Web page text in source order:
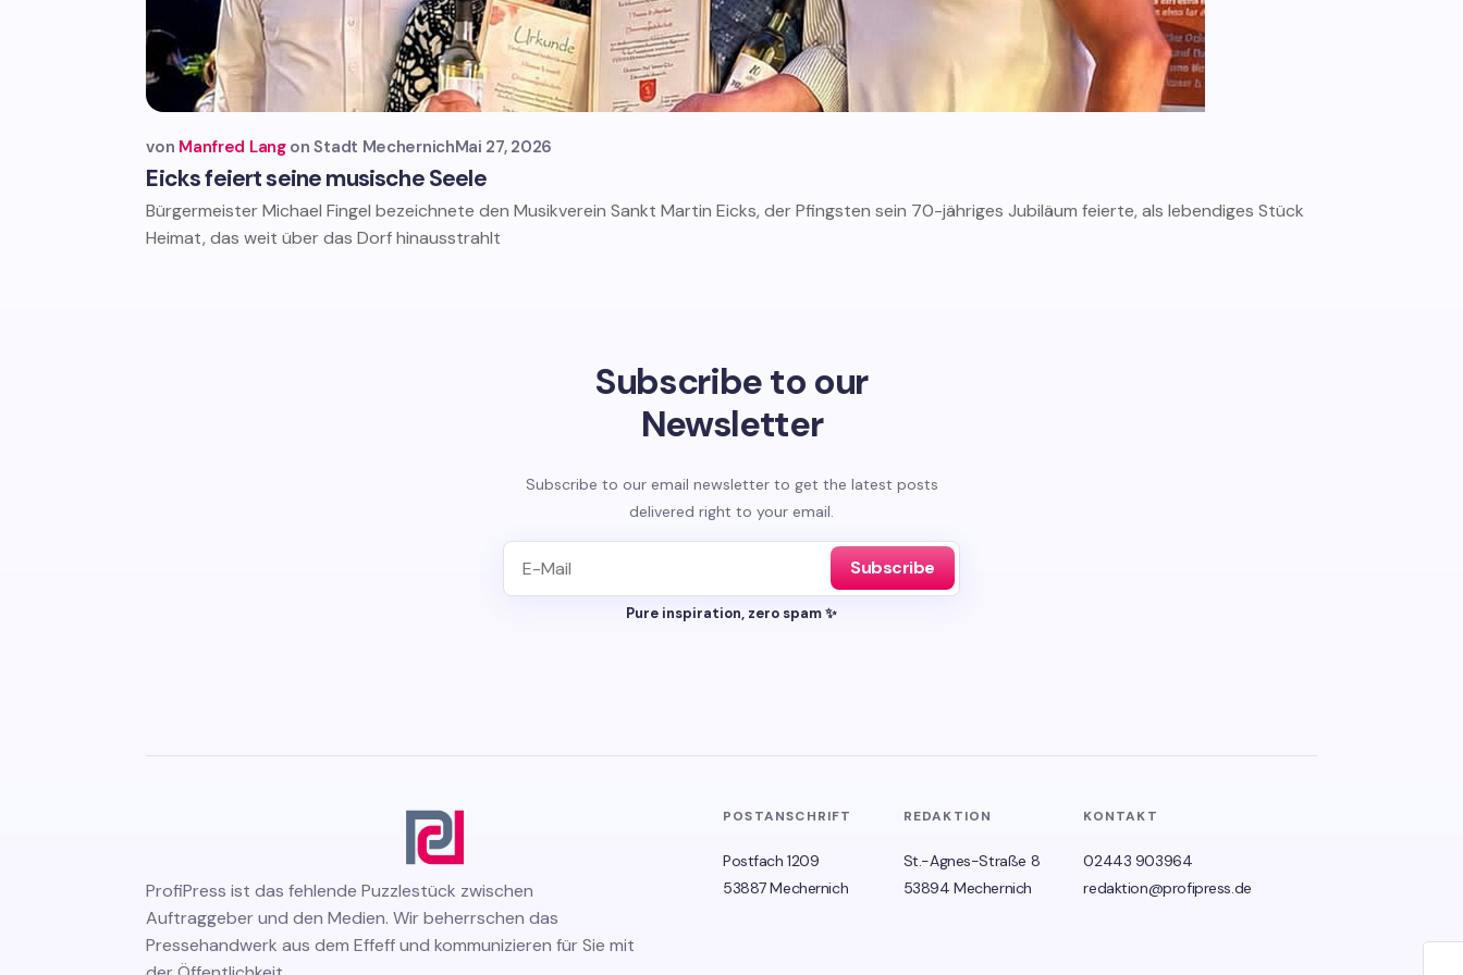
Eicks feiert seine musische Seele
von Manfred Lang Stadt MechernichMai 27, 2026
Bürgermeister Michael Fingel bezeichnete den Musikverein Sankt Martin Eicks, der Pfingsten sein 70-jähriges Jubiläum feierte, als lebendiges Stück
Heimat, das weit über das Dorf hinausstrahlt
Subscribe to our
Newsletter
Subscribe to our email newsletter to get the latest posts
delivered right to your email.
Subscribe
Pure inspiration, zero spam ✨
ProfiPress ist das fehlende Puzzlestück zwischen
Auftraggeber und den Medien. Wir beherrschen das
Pressehandwerk aus dem Effeff und kommunizieren für Sie mit
POSTANSCHRIFT
Postfach 1209
53887 Mechernich
REDAKTION
St.-Agnes-Straße 8
53894 Mechernich
KONTAKT
02443 903964
redaktion@profipress.de